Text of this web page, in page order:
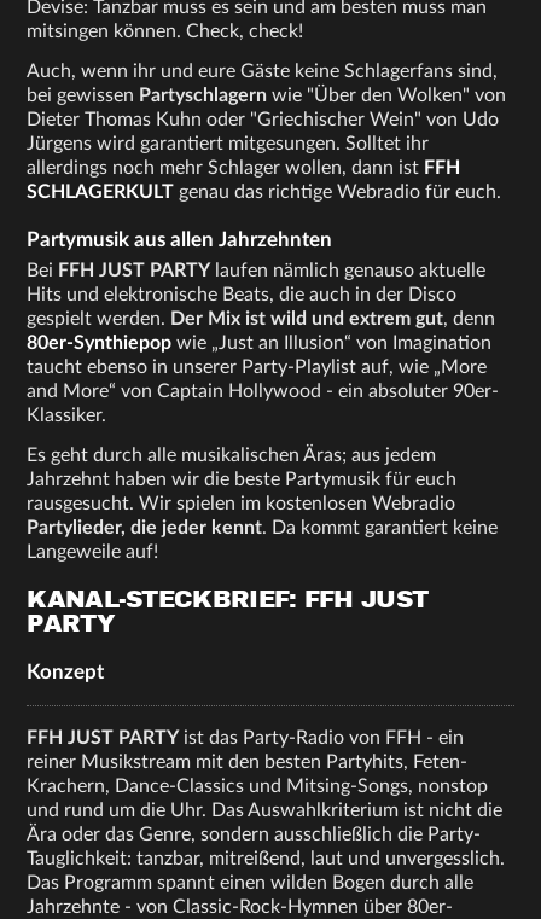
Devise: Tanzbar muss es sein und am besten muss man
mitsingen können. Check, check!
Auch, wenn ihr und eure Gäste keine Schlagerfans sind,
bei gewissen Partyschlagern wie "Über den Wolken" von
Dieter Thomas Kuhn oder "Griechischer Wein" von Udo
Jürgens wird garantiert mitgesungen. Solltet ihr
allerdings noch mehr Schlager wollen, dann ist FFH
SCHLAGERKULT genau das richtige Webradio für euch.
Partymusik aus allen Jahrzehnten
Bei FFH JUST PARTY laufen nämlich genauso aktuelle
Hits und elektronische Beats, die auch in der Disco
gespielt werden. Der Mix ist wild und extrem gut, denn
80er-Synthiepop wie „Just an Illusion“ von Imagination
taucht ebenso in unserer Party-Playlist auf, wie „More
and More“ von Captain Hollywood - ein absoluter 90er-
Klassiker.
Es geht durch alle musikalischen Äras; aus jedem
Jahrzehnt haben wir die beste Partymusik für euch
rausgesucht. Wir spielen im kostenlosen Webradio
Partylieder, die jeder kennt. Da kommt garantiert keine
Langeweile auf!
KANAL-STECKBRIEF: FFH JUST
PARTY
Konzept
FFH JUST PARTY ist das Party-Radio von FFH - ein
reiner Musikstream mit den besten Partyhits, Feten-
Krachern, Dance-Classics und Mitsing-Songs, nonstop
und rund um die Uhr. Das Auswahlkriterium ist nicht die
Ära oder das Genre, sondern ausschließlich die Party-
Tauglichkeit: tanzbar, mitreißend, laut und unvergesslich.
Das Programm spannt einen wilden Bogen durch alle
Jahrzehnte - von Classic-Rock-Hymnen über 80er-